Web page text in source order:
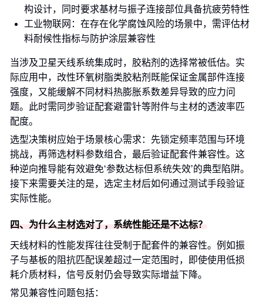
构设计，同时要求基材与振子连接部位具备抗疲劳特性
工业物联网：在存在化学腐蚀风险的场景中，需评估材
料耐候性指标与防护涂层兼容性
当涉及卫星天线系统集成时，胶粘剂的选择常被低估。实
际应用中，改性环氧树脂类胶粘剂既能保证金属部件连接
强度，又能缓解不同材料热膨胀系数差异导致的应力问
题。此时需同步验证配套避雷针等附件与主材的透波率匹
配度。
选型决策树应始于场景核心需求：先锁定频率范围与环境
挑战，再筛选材料参数组合，最后验证配套件兼容性。这
种逆向推导能有效避免‘参数达标但系统失效’的典型陷阱。
接下来需要关注的是，选定主材后如何通过测试手段验证
实际性能。
四、为什么主材选对了，系统性能还是不达标？
天线材料的性能发挥往往受制于配套件的兼容性。例如振
子与基板的阻抗匹配误差超过一定范围时，即使使用低损
耗介质材料，信号反射仍会导致实际增益下降。
常见兼容性问题包括：